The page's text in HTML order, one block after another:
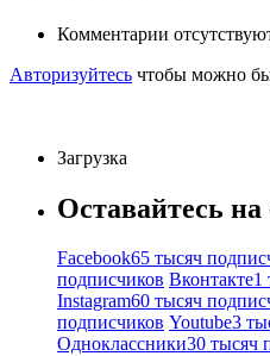
Комментарии
Авторизуйтесь чтобы можно
Загрузка
Оставайтесь на
Facebook65 тысяч
подписчиков Вконтакте1
Instagram60 тысяч
подписчиков Youtube3
Одноклассники30 тысяч